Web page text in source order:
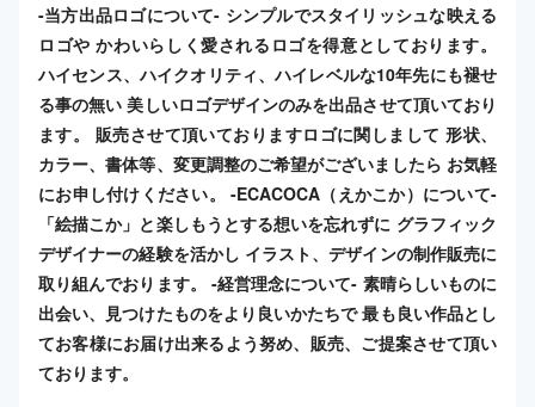
-当方出品ロゴについて- シンプルでスタイリッシュな映える
ロゴや かわいらしく愛されるロゴを得意としております。
ハイセンス、ハイクオリティ、ハイレベルな10年先にも褪せ
る事の無い 美しいロゴデザインのみを出品させて頂いており
ます。 販売させて頂いておりますロゴに関しまして 形状、
カラー、書体等、変更調整のご希望がございましたら お気軽
にお申し付けください。 -ECACOCA（えかこか）について-
「絵描こか」と楽しもうとする想いを忘れずに グラフィック
デザイナーの経験を活かし イラスト、デザインの制作販売に
取り組んでおります。 -経営理念について- 素晴らしいものに
出会い、見つけたものをより良いかたちで 最も良い作品とし
てお客様にお届け出来るよう努め、販売、ご提案させて頂い
ております。